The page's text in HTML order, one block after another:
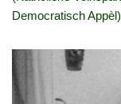
Democratisch